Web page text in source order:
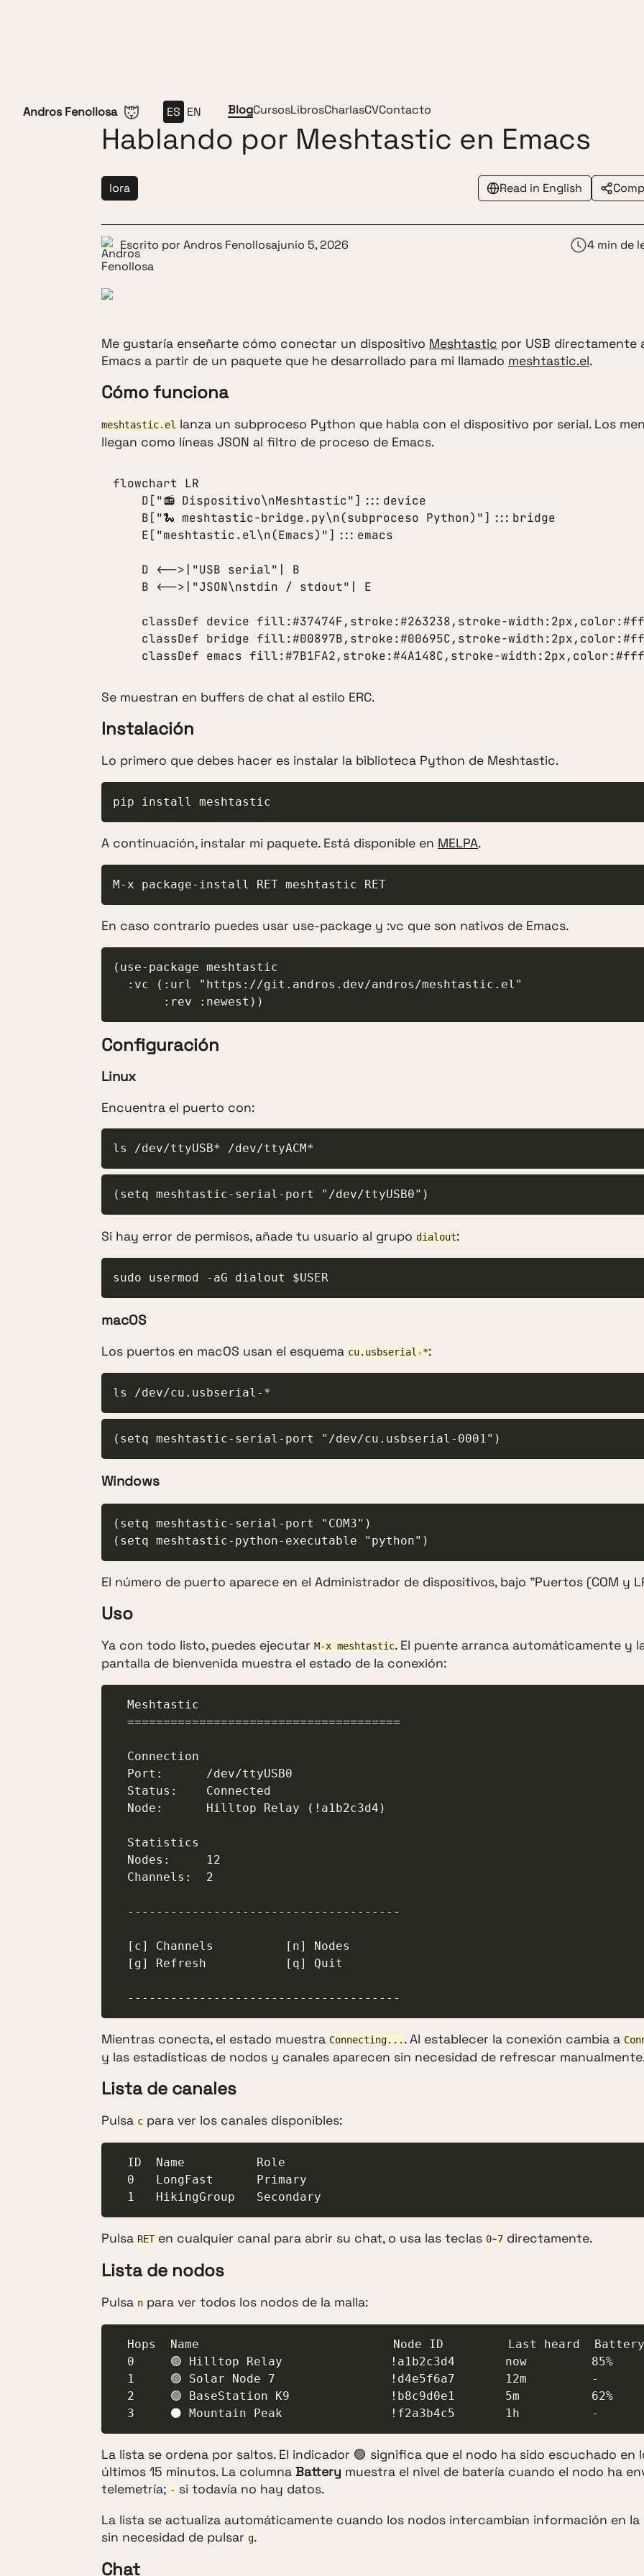
Saltar al contenido
Andros Fenollosa ES EN BlogCursosLibrosCharlasCVContacto
Hablando por Meshtastic en Emacs
lora Read in English
Me gustaría enseñarte cómo conectar un dispositivo Meshtastic por USB directamente
Emacs a partir de un paquete que he desarrollado para mi llamado meshtastic.el.
Cómo funciona
meshtastic.el lanza un subproceso Python que habla con el dispositivo por serial. Los
llegan como líneas JSON al filtro de proceso de Emacs.
flowchart LR
    classDef emacs fill:#7B1FA2,stroke:#4A148C,stroke-width:2px,color:#fff
Se muestran en buffers de chat al estilo ERC.
Instalación
Lo primero que debes hacer es instalar la biblioteca Python de Meshtastic.
pip install meshtastic
A continuación, instalar mi paquete. Está disponible en MELPA.
M-x package-install RET meshtastic RET
En caso contrario puedes usar use-package y :vc que son nativos de Emacs.
(use-package meshtastic
       :rev :newest))
Configuración
Linux
Encuentra el puerto con:
ls /dev/ttyUSB* /dev/ttyACM*
(setq meshtastic-serial-port "/dev/ttyUSB0")
Si hay error de permisos, añade tu usuario al grupo dialout:
sudo usermod -aG dialout $USER
macOS
Los puertos en macOS usan el esquema cu.usbserial-*:
ls /dev/cu.usbserial-*
(setq meshtastic-serial-port "/dev/cu.usbserial-0001")
Windows
(setq meshtastic-serial-port "COM3")
(setq meshtastic-python-executable "python")
El número de puerto aparece en el Administrador de dispositivos, bajo "Puertos (COM y
Uso
Ya con todo listo, puedes ejecutar M-x meshtastic. El puente arranca automáticamente y
pantalla de bienvenida muestra el estado de la conexión:
  --------------------------------------
Mientras conecta, el estado muestra Connecting... . Al establecer la conexión cambia a
y las estadísticas de nodos y canales aparecen sin necesidad de refrescar
Lista de canales
Pulsa c para ver los canales disponibles:
  1   HikingGroup   Secondary
Pulsa RETen cualquier canal para abrir su chat, o usa las teclas 0-7 directamente.
Lista de nodos
Pulsa n para ver todos los nodos de la malla:
  3     ⚫ Mountain Peak               !f2a3b4c5       1h          -
La lista se ordena por saltos. El indicador 🟢 significa que el nodo ha sido escuchado en
últimos 15 minutos. La columna Battery muestra el nivel de batería cuando el nodo ha
telemetría; - si todavía no hay datos.
La lista se actualiza automáticamente cuando los nodos intercambian información en la
sin necesidad de pulsar g.
Chat
Escrito porAndros Fenollosajunio 5, 2026 4 min de